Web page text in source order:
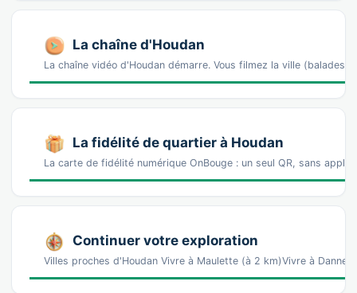
La chaîne d'Houdan
La chaîne vidéo d'Houdan démarre. Vous filmez la ville (balades,
La fidélité de quartier à Houdan
La carte de fidélité numérique OnBouge : un seul QR, sans appli
Continuer votre exploration
Villes proches d'Houdan Vivre à Maulette (à 2 km)Vivre à